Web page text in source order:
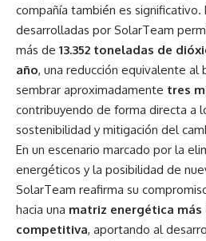
compañía también es significativo.
desarrolladas por SolarTeam
más de 13.352 toneladas de
año, una reducción equivalente al
sembrar aproximadamente tres
contribuyendo de forma directa a
sostenibilidad y mitigación del
En un escenario marcado por la
energéticos y la posibilidad de
SolarTeam reafirma su
hacia una matriz energética
competitiva, aportando al